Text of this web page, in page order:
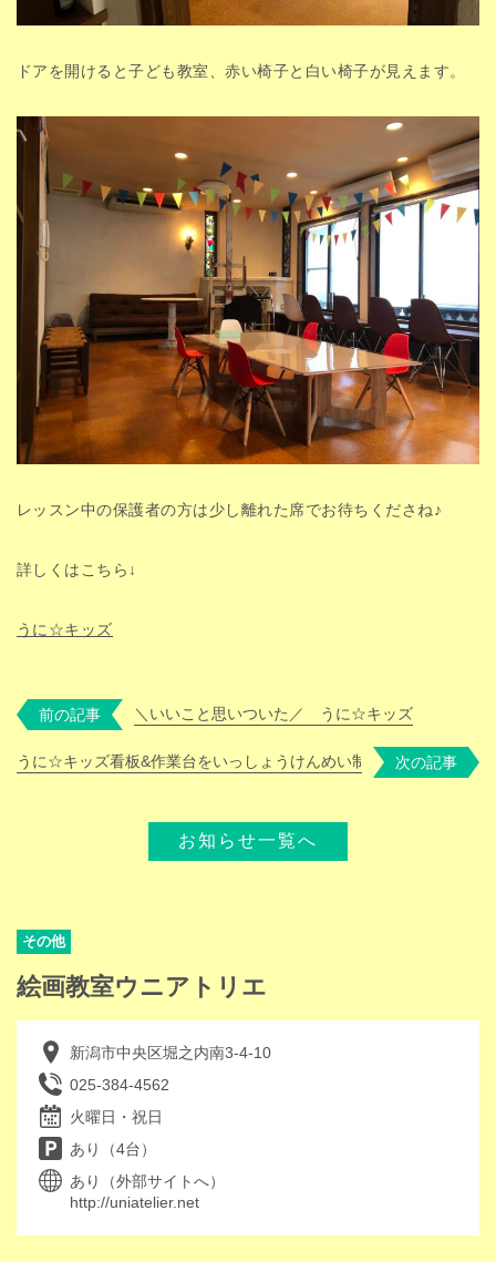
ドアを開けると子ども教室、赤い椅子と白い椅子が見えます。
レッスン中の保護者の方は少し離れた席でお待ちくださね♪
詳しくはこちら↓
うに☆キッズ
前の記事 ＼いいこと思いついた／ うに☆キッズ
うに☆キッズ看板&作業台をいっしょうけんめい制作中！次の記事
お知らせ一覧へ
その他
絵画教室ウニアトリエ
新潟市中央区堀之内南3-4-10
025-384-4562
火曜日・祝日
あり（4台）
あり（外部サイトへ）
http://uniatelier.net